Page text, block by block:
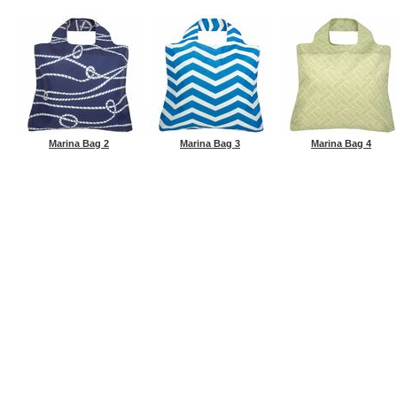
Marina Bag 2 Marina Bag 3 Marina Bag 4